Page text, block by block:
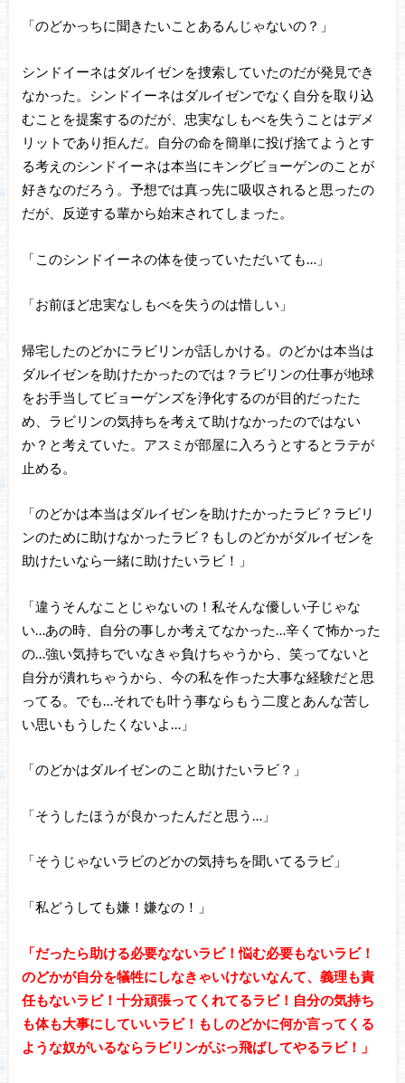
「のどかっちに聞きたいことあるんじゃないの？」
シンドイーネはダルイゼンを捜索していたのだが発見でき
なかった。シンドイーネはダルイゼンでなく自分を取り込
むことを提案するのだが、忠実なしもべを失うことはデメ
リットであり拒んだ。自分の命を簡単に投げ捨てようとす
る考えのシンドイーネは本当にキングビョーゲンのことが
好きなのだろう。予想では真っ先に吸収されると思ったの
だが、反逆する輩から始末されてしまった。
「このシンドイーネの体を使っていただいても…」
「お前ほど忠実なしもべを失うのは惜しい」
帰宅したのどかにラビリンが話しかける。のどかは本当は
ダルイゼンを助けたかったのでは？ラビリンの仕事が地球
をお手当してビョーゲンズを浄化するのが目的だったた
め、ラビリンの気持ちを考えて助けなかったのではない
か？と考えていた。アスミが部屋に入ろうとするとラテが
止める。
「のどかは本当はダルイゼンを助けたかったラビ？ラビリ
ンのために助けなかったラビ？もしのどかがダルイゼンを
助けたいなら一緒に助けたいラビ！」
「違うそんなことじゃないの！私そんな優しい子じゃな
い…あの時、自分の事しか考えてなかった…辛くて怖かった
の…強い気持ちでいなきゃ負けちゃうから、笑ってないと
自分が潰れちゃうから、今の私を作った大事な経験だと思
ってる。でも…それでも叶う事ならもう二度とあんな苦し
い思いもうしたくないよ…」
「のどかはダルイゼンのこと助けたいラビ？」
「そうしたほうが良かったんだと思う…」
「そうじゃないラビのどかの気持ちを聞いてるラビ」
「私どうしても嫌！嫌なの！」
「だったら助ける必要なないラビ！悩む必要もないラビ！
のどかが自分を犠牲にしなきゃいけないなんて、義理も責
任もないラビ！十分頑張ってくれてるラビ！自分の気持ち
も体も大事にしていいラビ！もしのどかに何か言ってくる
ような奴がいるならラビリンがぶっ飛ばしてやるラビ！」